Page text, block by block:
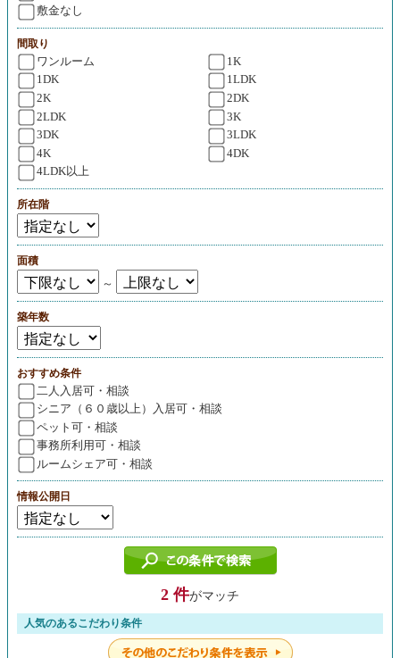
敷金なし
間取り
ワンルーム
1K
1DK
1LDK
2K
2DK
2LDK
3K
3DK
3LDK
4K
4DK
4LDK以上
所在階
面積
～
築年数
おすすめ条件
二人入居可・相談
シニア（６０歳以上）入居可・相談
ペット可・相談
事務所利用可・相談
ルームシェア可・相談
情報公開日
2 件がマッチ
人気のあるこだわり条件